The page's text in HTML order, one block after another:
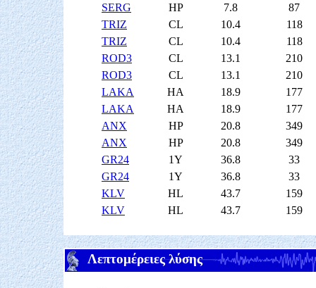
SERG
HP 7.8
87
TRIZ
CL 10.4
118
TRIZ
CL 10.4
118
ROD3
CL 13.1
210
ROD3
CL 13.1
210
LAKA
HA 18.9
177
LAKA
HA 18.9
177
ANX
HP 20.8
349
ANX
HP 20.8
349
GR24
1Y 36.8
33
GR24
1Y 36.8
33
KLV
HL 43.7
159
KLV
HL 43.7 159
Λεπτομέρειες λύσης